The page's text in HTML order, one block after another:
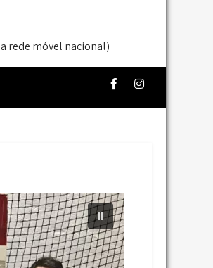
rede móvel nacional)